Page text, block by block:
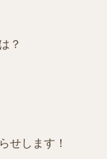
？
せします！